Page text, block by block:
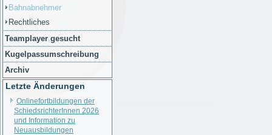
Bahnabnehmer
Rechtliches
Teamplayer gesucht
Kugelpassumschreibung
Archiv
Letzte Änderungen
Onlinefortbildungen der
SchiedsrichterInnen 2026
und Information zu
Neuausbildungen